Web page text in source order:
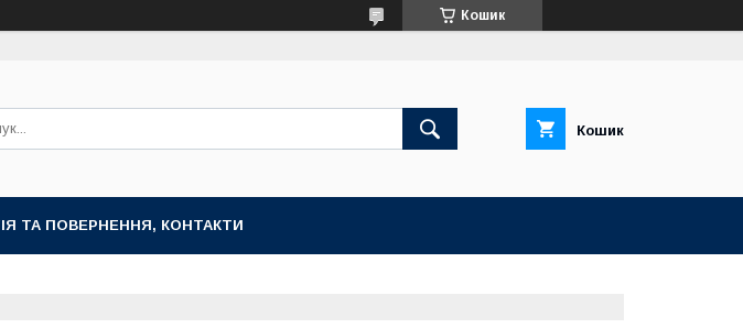
Кошик
Кошик
ТА ПОВЕРНЕННЯ, КОНТАКТИ